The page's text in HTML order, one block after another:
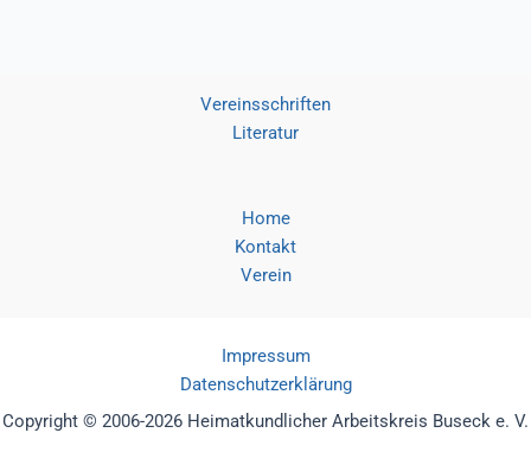
Vereinsschriften
Literatur
Home
Kontakt
Verein
Impressum
Datenschutzerklärung
Copyright © 2006-2026 Heimatkundlicher Arbeitskreis Buseck e. V.